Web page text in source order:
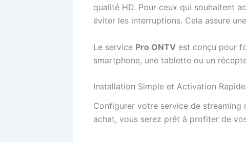
qualité HD. Pour ceux qui souhaitent
éviter les interruptions. Cela assure
Le service Pro ONTV est conçu pour
smartphone, une tablette ou un
Installation Simple et Activation Rapide
Configurer votre service de streaming
achat, vous serez prêt à profiter de